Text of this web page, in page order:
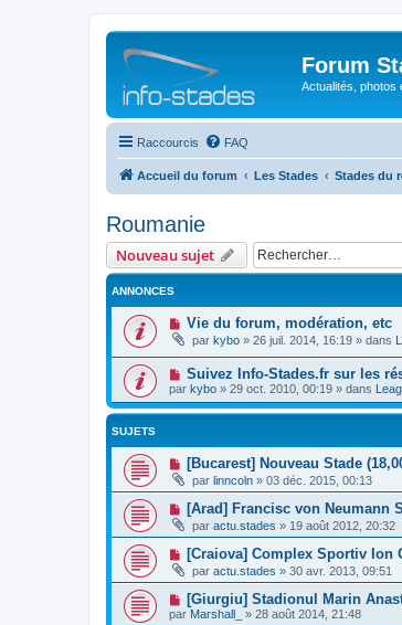
Forum
Actualités, photos
Raccourcis FAQ
Accueil du forum Les Stades Stades du
Roumanie
Nouveau sujet
ANNONCES
Vie du forum, modération, etc
par kybo » 26 juil. 2014, 16:19 » dans
Suivez Info-Stades.fr sur les
par kybo » 29 oct. 2010, 00:19 » dans
SUJETS
[Bucarest] Nouveau Stade
par linncoln » 03 déc. 2015, 00:13
[Arad] Francisc von Neumann
par actu.stades » 19 août 2012, 20:32
[Craiova] Complex Sportiv Ion
par actu.stades » 30 avr. 2013, 09:51
[Giurgiu] Stadionul Marin
par Marshall_ » 28 août 2014, 21:48